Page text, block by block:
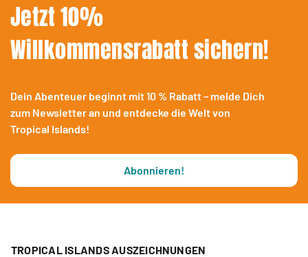
Jetzt 10%
Willkommensrabatt sichern!
Dein Abenteuer beginnt mit 10 % Rabatt – melde Dich
zum Newsletter an und entdecke die Welt von
Tropical Islands!
Abonnieren!
TROPICAL ISLANDS AUSZEICHNUNGEN